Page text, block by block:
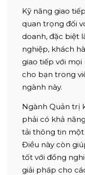
Kỹ năng giao
quan trọng đối
doanh, đặc biệt
nghiệp, khách
giao tiếp với
cho bạn trong
ngành này.
Ngành Quản trị
phải có khả
tải thông tin một
Điều này còn
tốt với đồng
giải pháp cho